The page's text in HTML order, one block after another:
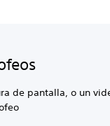
de pantalla, o un